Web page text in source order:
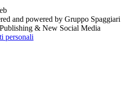
and powered by Gruppo Spaggiari
& New Social Media
personali